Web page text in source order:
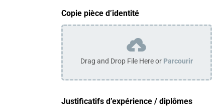
Copie pièce d’identité
Drag and Drop File Here or Parcourir
Justificatifs d’expérience / diplômes